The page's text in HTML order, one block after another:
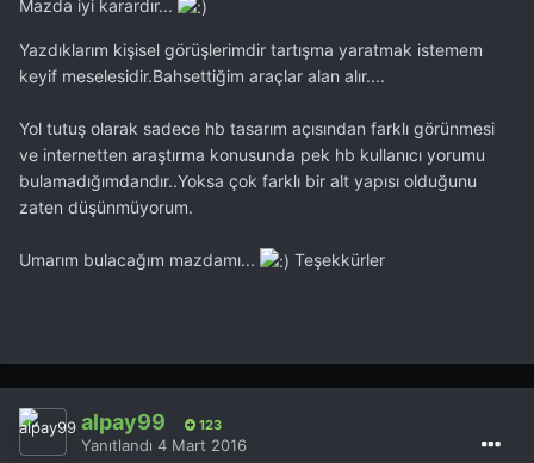
Mazda iyi karardır...
Yazdıklarım kişisel görüşlerimdir tartışma yaratmak istemem
keyif meselesidir.Bahsettiğim araçlar alan alır....
Yol tutuş olarak sadece hb tasarım açısından farklı görünmesi
ve internetten araştırma konusunda pek hb kullanıcı yorumu
bulamadığımdandır..Yoksa çok farklı bir alt yapısı olduğunu
zaten düşünmüyorum.
Umarım bulacağım mazdamı... Teşekkürler
alpay99 123
Yanıtlandı 4 Mart 2016